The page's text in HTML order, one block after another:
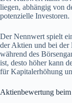
liegen, abhängig von
potenzielle Investoren.
Der Nennwert spielt
der Aktien und bei der
während des
ist, desto höher kann
für Kapitalerhöhung
Aktienbewertung